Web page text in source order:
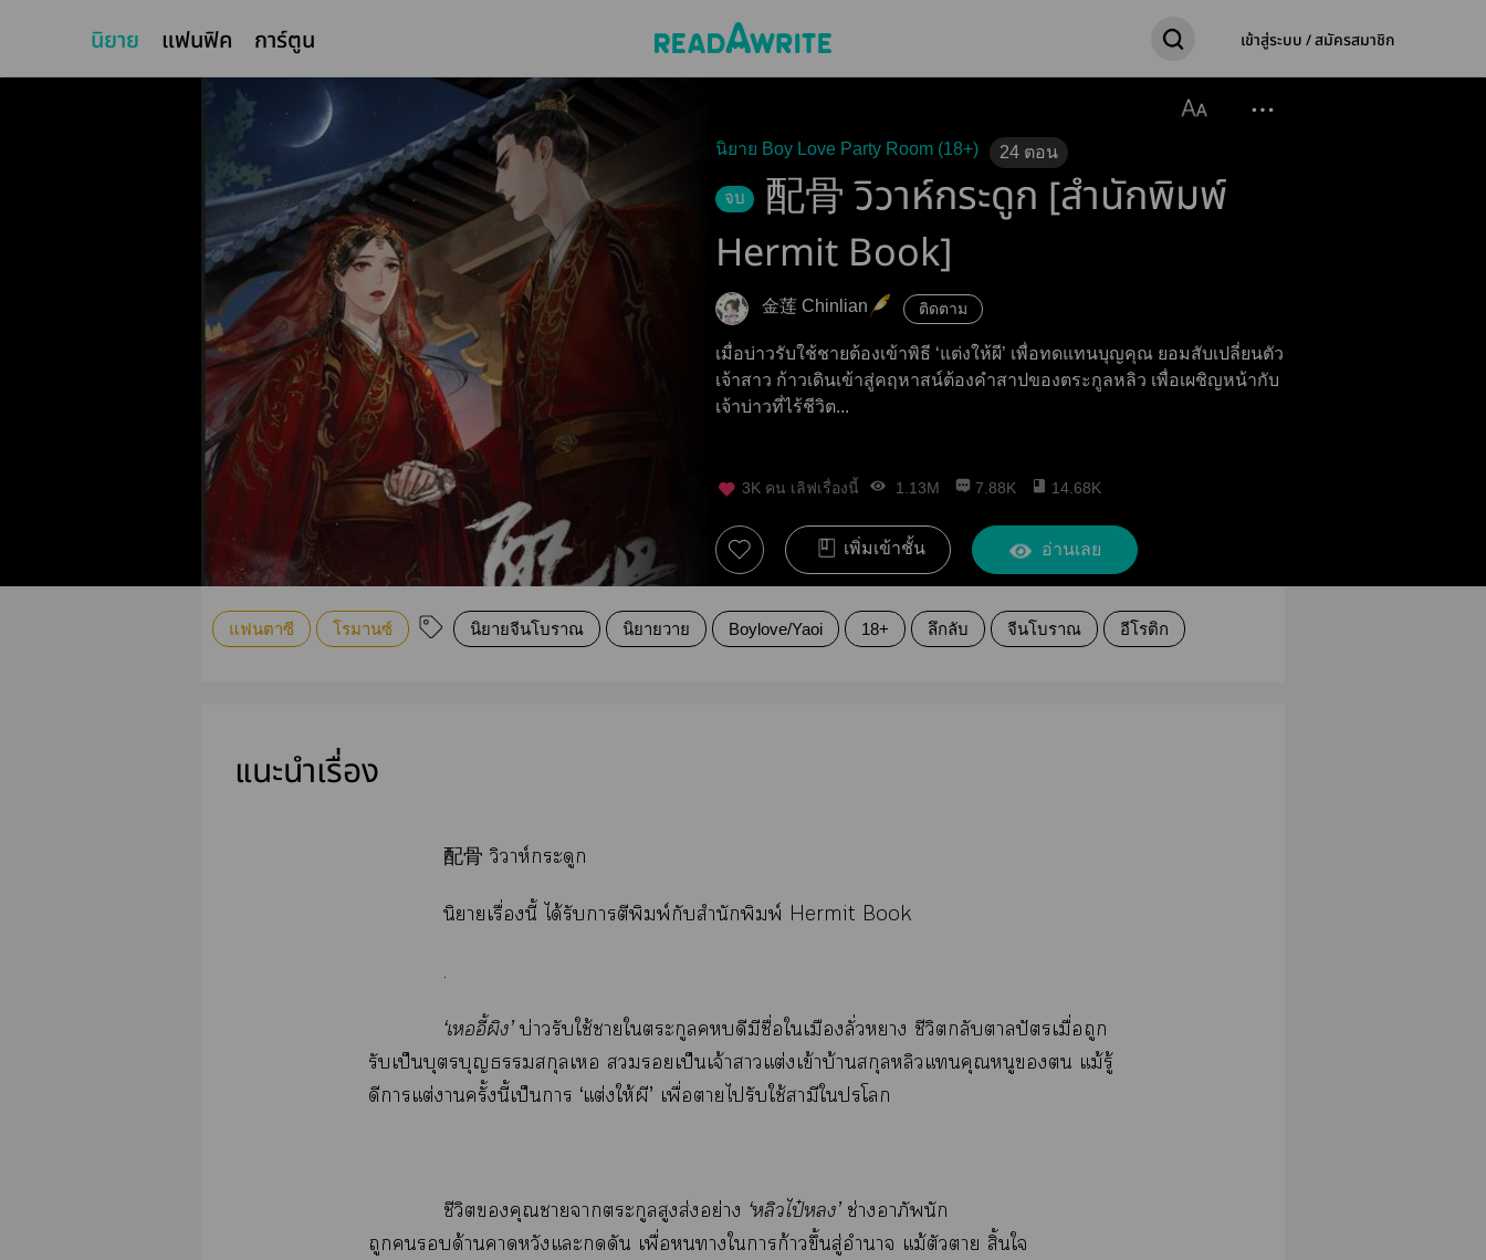
นิยาย แฟนฟิค การ์ตูน เข้าสู่ระบบ / สมัครสมาชิก
นิยาย Boy Love Party Room (18+) 24 ตอน
จบ
配骨 วิวาห์กระดูก [สำนักพิมพ์
Hermit Book]
金莲 Chinlian ติดตาม
เมื่อบ่าวรับใช้ชายต้องเข้าพิธี ‘แต่งให้ผี’ เพื่อทดแทนบุญคุณ ยอมสับเปลี่ยนตัว
เจ้าสาว ก้าวเดินเข้าสู่คฤหาสน์ต้องคำสาปของตระกูลหลิว เพื่อเผชิญหน้ากับ
เจ้าบ่าวที่ไร้ชีวิต...
3K คน เลิฟเรื่องนี้ 1.13M 7.88K 14.68K
เพิ่มเข้าชั้น อ่านเลย
แฟนตาซี โรมานซ์ นิยายจีนโบราณ นิยายวาย Boylove/Yaoi 18+ ลึกลับ จีนโบราณ อีโรติก
แนะนำเรื่อง
配骨 วิวาห์กระดูก
นิยายเรื่องนี้ ได้รับาตีพิมพ์กับสำนักพิมพ์ Hermit Book
.
‘เออี้ผิง’บ่าวรับใช้าใตระกูลคหบดีมีชื่อใเมืองลั่วหา ชีวิตกลับตาลปัตรเมื่อถูก
รับเป็นบุตรบุญสกุลเอ เป็นเจ้าาแต่งเข้าบ้านสกุลหลิวแคุณหนู แม้รู้
ดีาแต่งานครั้งนี้เป็นา ‘แต่งให้ผี’ เพื่อาไรับใช้สามีใโ
ชีวิตคุณาาตระกูลสูงส่งอย่าง ‘หลิวไป๋’ช่างอาภัพนัก
ถูกด้านาหวังแะดัน เพื่อาใการก้าวขึ้นสู่อำนาจ แม้ตัวา สิ้นใ